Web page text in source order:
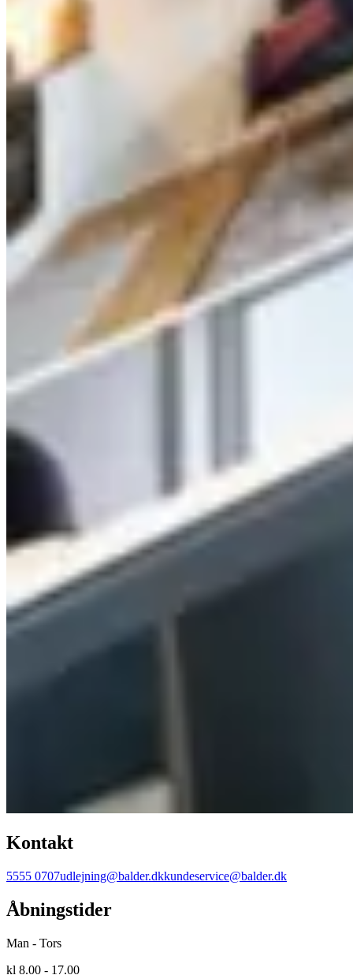
Kontakt
5555 0707udlejning@balder.dkkundeservice@balder.dk
Åbningstider
Man - Tors
kl 8.00 - 17.00